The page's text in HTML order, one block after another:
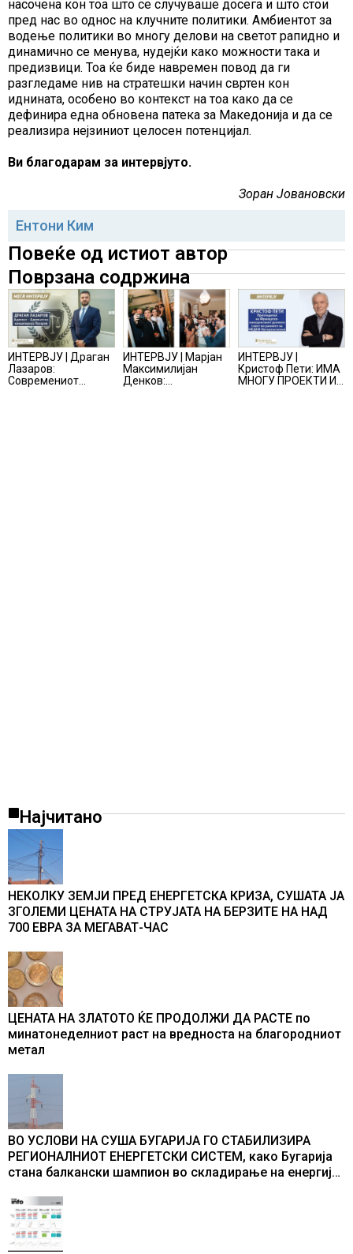
насочена кон тоа што се случуваше досега и што стои
пред нас во однос на клучните политики. Амбиентот за
водење политики во многу делови на светот рапидно и
динамично се менува, нудејќи како можности така и
предизвици. Тоа ќе биде навремен повод да ги
разгледаме нив на стратешки начин свртен кон
иднината, особено во контекст на тоа како да се
дефинира една обновена патека за Македонија и да се
реализира нејзиниот целосен потенцијал.
Ви благодарам за интервјуто.
Зоран Јовановски
Ентони Ким
Повеќе од истиот автор
Поврзана содржина
ИНТЕРВЈУ | Драган
Лазаров:
Современиот
ИНТЕРВЈУ | Марјан
Максимилијан
Денков:
ИНТЕРВЈУ |
Кристоф Пети: ИМА
МНОГУ ПРОЕКТИ И
Најчитано
НЕКОЛКУ ЗЕМЈИ ПРЕД ЕНЕРГЕТСКА КРИЗА, СУШАТА ЈА
ЗГОЛЕМИ ЦЕНАТА НА СТРУЈАТА НА БЕРЗИТЕ НА НАД
700 ЕВРА ЗА МЕГАВАТ-ЧАС
ЦЕНАТА НА ЗЛАТОТО ЌЕ ПРОДОЛЖИ ДА РАСТЕ по
минатонеделниот раст на вредноста на благородниот
метал
ВО УСЛОВИ НА СУША БУГАРИЈА ГО СТАБИЛИЗИРА
РЕГИОНАЛНИОТ ЕНЕРГЕТСКИ СИСТЕМ, како Бугарија
стана балкански шампион во складирање на енергија